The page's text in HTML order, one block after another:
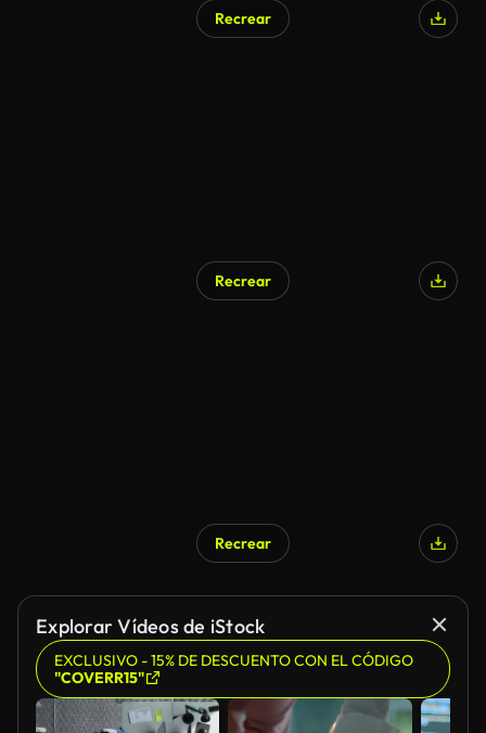
Recrear
Recrear
Recrear
Explorar Vídeos de iStock
EXCLUSIVO - 15% DE DESCUENTO CON EL CÓDIGO
"COVERR15"